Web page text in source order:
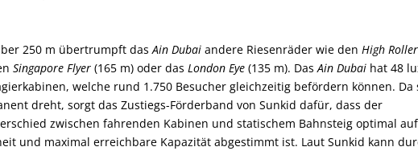
250 m übertrumpft dasAin Dubai andere Riesenräder wie den High Roller
Singapore Flyer (165 m) oder das London Eye (135 m). DasAin Dubai hat 48
welche rund 1.750 Besucher gleichzeitig befördern können. Da
dreht, sorgt das Zustiegs-Förderband von Sunkid dafür, dass der
zwischen fahrenden Kabinen und statischem Bahnsteig optimal
und maximal erreichbare Kapazität abgestimmt ist. Laut Sunkid kann